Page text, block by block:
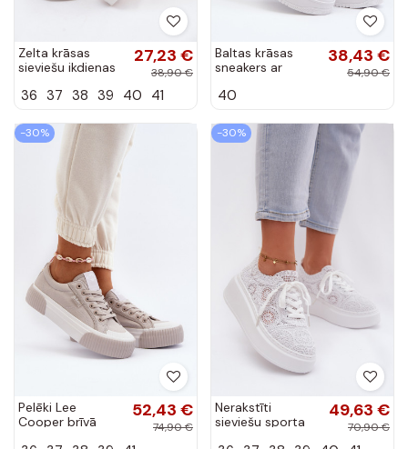
Zelta krāsas
sieviešu ikdienas
platformas
27,23 €
38,90 €
36 37 38 39 40 41
Baltas krāsas
sneakers ar
ādas Vhisper
38,43 €
54,90 €
40
-30%
Pelēki Lee
Cooper brīvā
52,43 €
74,90 €
-30%
Nerakstīti
sieviešu sporta
49,63 €
70,90 €